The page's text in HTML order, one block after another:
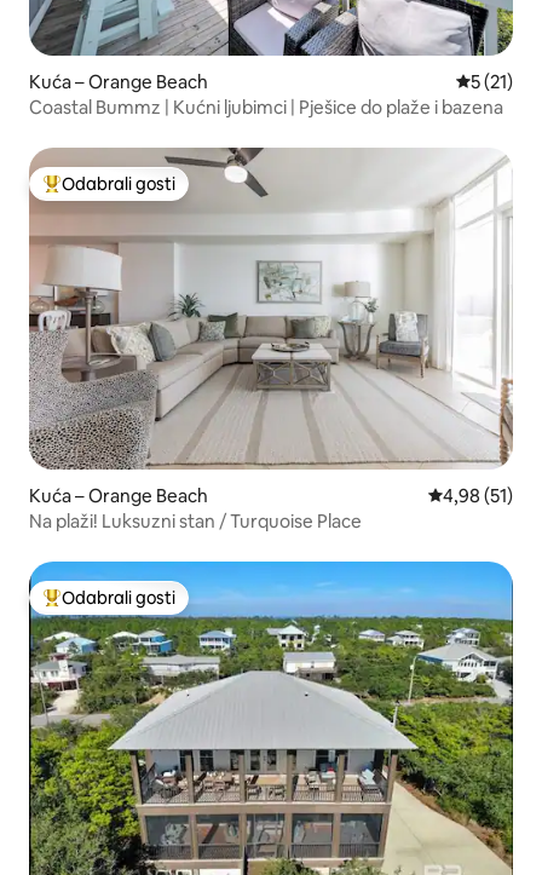
Kuća – Orange Beach Prosječna
5 (21)
Coastal Bummz | Kućni ljubimci | Pješice do plaže i bazena
Među najviše rangiranima s oznakom „Odabrali gosti”
Odabrali gosti
Kuća – Orange Beach Prosječna
4,98 (51)
Na plaži! Luksuzni stan / Turquoise Place
Među najviše rangiranima s oznakom „Odabrali gosti”
Odabrali gosti